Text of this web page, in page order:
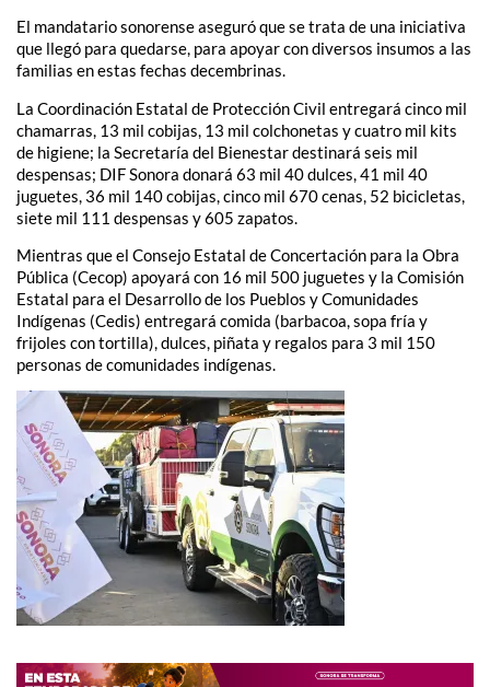
El mandatario sonorense aseguró que se trata de una iniciativa
que llegó para quedarse, para apoyar con diversos insumos a las
familias en estas fechas decembrinas.
La Coordinación Estatal de Protección Civil entregará cinco mil
chamarras, 13 mil cobijas, 13 mil colchonetas y cuatro mil kits
de higiene; la Secretaría del Bienestar destinará seis mil
despensas; DIF Sonora donará 63 mil 40 dulces, 41 mil 40
juguetes, 36 mil 140 cobijas, cinco mil 670 cenas, 52 bicicletas,
siete mil 111 despensas y 605 zapatos.
Mientras que el Consejo Estatal de Concertación para la Obra
Pública (Cecop) apoyará con 16 mil 500 juguetes y la Comisión
Estatal para el Desarrollo de los Pueblos y Comunidades
Indígenas (Cedis) entregará comida (barbacoa, sopa fría y
frijoles con tortilla), dulces, piñata y regalos para 3 mil 150
personas de comunidades indígenas.